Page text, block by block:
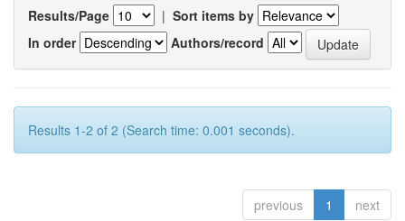
Results/Page | Sort items by
In order
Authors/record
Results 1-2 of 2 (Search time: 0.001 seconds).
previous 1 next